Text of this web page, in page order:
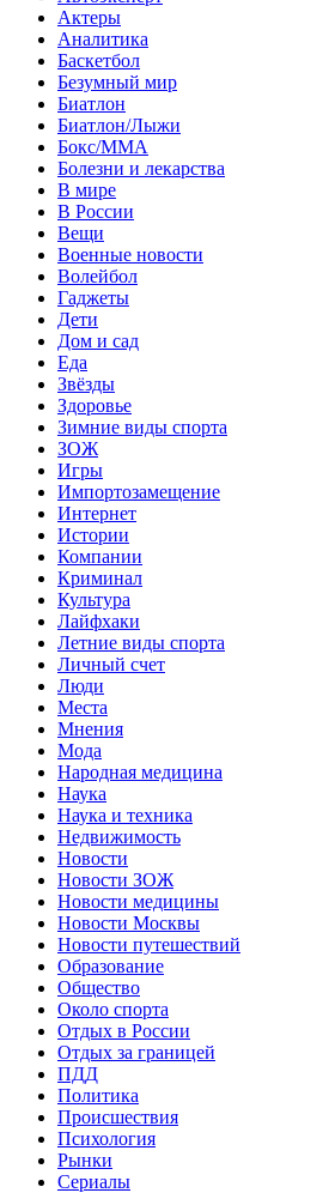
Актеры
Аналитика
Баскетбол
Безумный мир
Биатлон
Биатлон/Лыжи
Бокс/MMA
Болезни и лекарства
В мире
В России
Вещи
Военные новости
Волейбол
Гаджеты
Дети
Дом и сад
Еда
Звёзды
Здоровье
Зимние виды спорта
ЗОЖ
Игры
Импортозамещение
Интернет
Истории
Компании
Криминал
Культура
Лайфхаки
Летние виды спорта
Личный счет
Люди
Места
Мнения
Мода
Народная медицина
Наука
Наука и техника
Недвижимость
Новости
Новости ЗОЖ
Новости медицины
Новости Москвы
Новости путешествий
Образование
Общество
Около спорта
Отдых в России
Отдых за границей
ПДД
Политика
Происшествия
Психология
Рынки
Сериалы